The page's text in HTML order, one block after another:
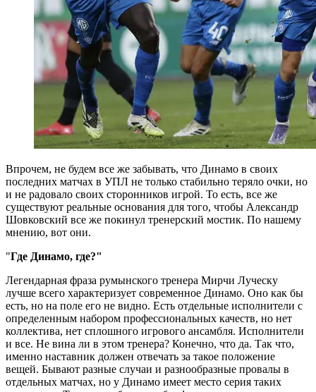
Впрочем, не будем все же забывать, что Динамо в своих
последних матчах в УПЛ не только стабильно теряло очки, но
и не радовало своих сторонников игрой. То есть, все же
существуют реальные основания для того, чтобы Александр
Шовковский все же покинул тренерский мостик. По нашему
мнению, вот они.
"Где Динамо, где?"
Легендарная фраза румынского тренера Мирчи Луческу
лучше всего характеризует современное Динамо. Оно как бы
есть, но на поле его не видно. Есть отдельные исполнители с
определенным набором профессиональных качеств, но нет
коллектива, нет сплошного игрового ансамбля. Исполнители
и все. Не вина ли в этом тренера? Конечно, что да. Так что,
именно наставник должен отвечать за такое положение
вещей. Бывают разные случаи и разнообразные провалы в
отдельных матчах, но у Динамо имеет место серия таких